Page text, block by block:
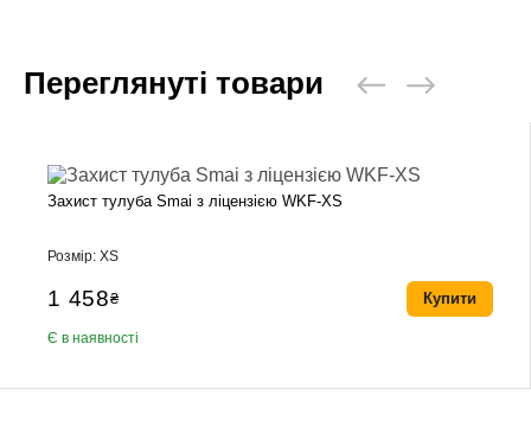
Переглянуті товари
Захист тулуба Smai з ліцензією WKF-XS
Розмір: XS
1 458₴
Є в наявності
Купити